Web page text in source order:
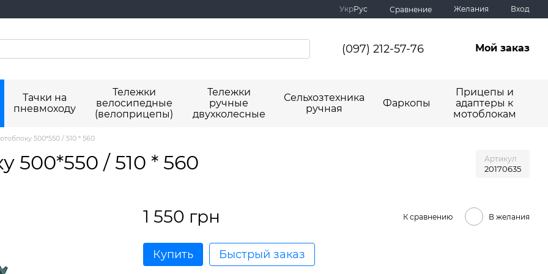
УкрРус Сравнение Желания Вход
(097) 212-57-76 Мой заказ
Тачки на
пневмоходу
Тележки
велосипедные
(велоприцепы)
Тележки
ручные
двухколесные
Сельхозтехника
ручная
Фаркопы
Прицепы и
адаптеры к
мотоблокам
500*550 / 510 * 560
500*550 / 510 * 560 Артикул
20170635
1 550 грн К сравнению В желания
Купить Быстрый заказ